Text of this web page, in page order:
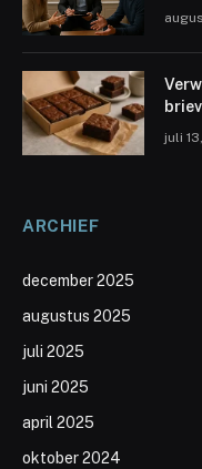
juli
ARCHIEF
december 2025
augustus 2025
juli 2025
juni 2025
april 2025
oktober 2024